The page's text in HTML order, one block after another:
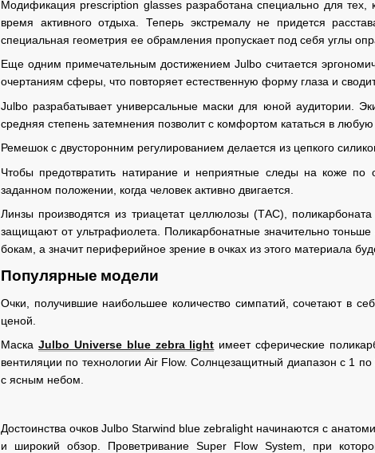
Модификация prescription glasses разработана специально для
время активного отдыха. Теперь экстремалу не придется
специальная геометрия ее обрамления пропускает под себя углы
Еще одним примечательным достижением Julbo считается
очертаниям сферы, что повторяет естественную форму глаза и
Julbo разрабатывает универсальные маски для юной аудитории.
средняя степень затемнения позволит с комфортом кататься в любую
Ремешок с двусторонним регулированием делается из цепкого
Чтобы предотвратить натирание и неприятные следы на коже
заданном положении, когда человек активно двигается.
Линзы производятся из триацетат целлюлозы (ТАС),
защищают от ультрафиолета. Поликарбонатные значительно
бокам, а значит периферийное зрение в очках из этого материала
Популярные модели
Очки, получившие наибольшее количество симпатий, сочетают в
ценой.
Маска Julbo Universe blue zebra light имеет сферические
вентиляции по технологии Air Flow. Солнцезащитный диапазон с 1
с ясным небом.
Достоинства очков Julbo Starwind blue zebralight начинаются с
и широкий обзор. Проветривание Super Flow System, при